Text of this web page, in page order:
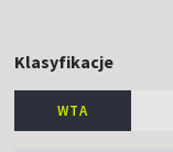
Klasyfikacje
WTA